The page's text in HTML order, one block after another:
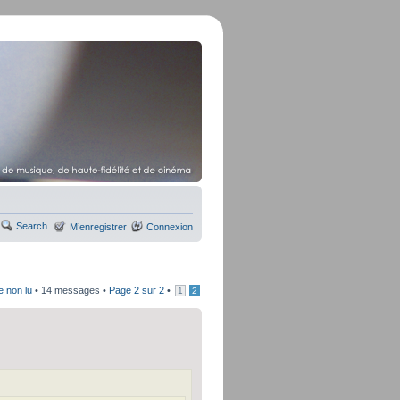
Search M’enregistrer Connexion
non lu • 14 messages • Page 2 sur 2 • 1 2